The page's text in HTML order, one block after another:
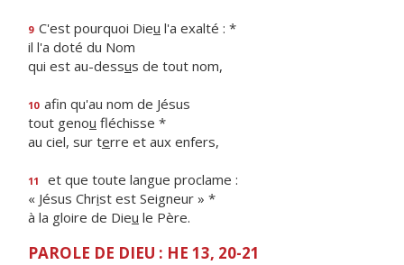
9 C'est pourquoi Dieu l'a exalté : *
il l'a doté du Nom
qui est au-dessus de tout nom,
10 afin qu'au nom de Jésus
tout genou fléchisse *
au ciel, sur terre et aux enfers,
11
et que toute langue proclame :
« Jésus Christ est Seigneur » *
à la gloire de Dieu le Père.
PAROLE DE DIEU : HE 13, 20-21